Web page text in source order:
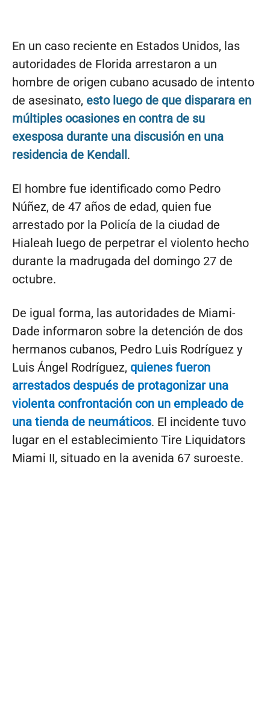
En un caso reciente en Estados Unidos, las
autoridades de Florida arrestaron a un
hombre de origen cubano acusado de intento
de asesinato, esto luego de que disparara en
múltiples ocasiones en contra de su
exesposa durante una discusión en una
residencia de Kendall.
El hombre fue identificado como Pedro
Núñez, de 47 años de edad, quien fue
arrestado por la Policía de la ciudad de
Hialeah luego de perpetrar el violento hecho
durante la madrugada del domingo 27 de
octubre.
De igual forma, las autoridades de Miami-
Dade informaron sobre la detención de dos
hermanos cubanos, Pedro Luis Rodríguez y
Luis Ángel Rodríguez, quienes fueron
arrestados después de protagonizar una
violenta confrontación con un empleado de
una tienda de neumáticos. El incidente tuvo
lugar en el establecimiento Tire Liquidators
Miami II, situado en la avenida 67 suroeste.